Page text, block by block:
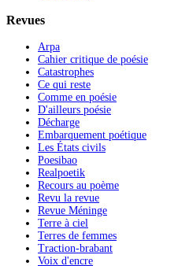
Revues
Arpa
Cahier critique de poésie
Catastrophes
Ce qui reste
Comme en poésie
D'ailleurs poésie
Décharge
Embarquement poétique
Les États civils
Poesibao
Realpoetik
Recours au poème
Revu la revue
Revue Méninge
Terre à ciel
Terres de femmes
Traction-brabant
Voix d'encre